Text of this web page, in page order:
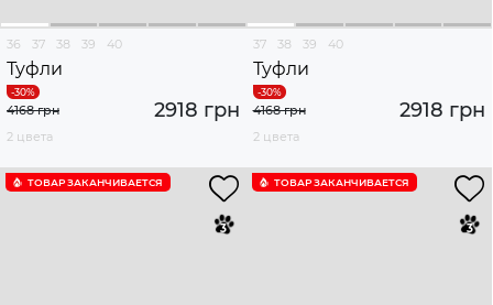
36 37 38 39 40
Туфли
2918 грн
4168 грн
2 цвета
37 38 39 40
Туфли
2918 грн
4168 грн
2 цвета
ТОВАР ЗАКАНЧИВАЕТСЯ ТОВАР ЗАКАНЧИВАЕТСЯ